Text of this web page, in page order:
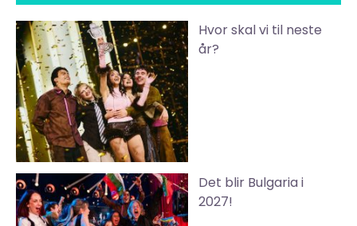
Hvor skal vi til neste
år?
Det blir Bulgaria i
2027!